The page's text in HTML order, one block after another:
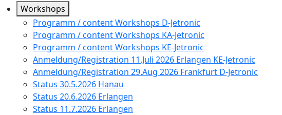
Workshops
Programm / content Workshops D-Jetronic
Programm / content Workshops KA-Jetronic
Programm / content Workshops KE-Jetronic
Anmeldung/Registration 11.Juli 2026 Erlangen KE-Jetronic
Anmeldung/Registration 29.Aug 2026 Frankfurt D-Jetronic
Status 30.5.2026 Hanau
Status 20.6.2026 Erlangen
Status 11.7.2026 Erlangen